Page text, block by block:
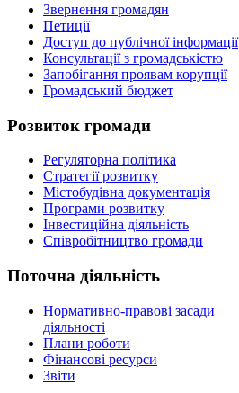
Звернення громадян
Петиції
Доступ до публічної інформації
Консультації з громадськістю
Запобігання проявам корупції
Громадський бюджет
Розвиток громади
Регуляторна політика
Стратегії розвитку
Містобудівна документація
Програми розвитку
Інвестиційна діяльність
Співробітництво громади
Поточна діяльність
Нормативно-правові засади
діяльності
Плани роботи
Фінансові ресурси
Звіти